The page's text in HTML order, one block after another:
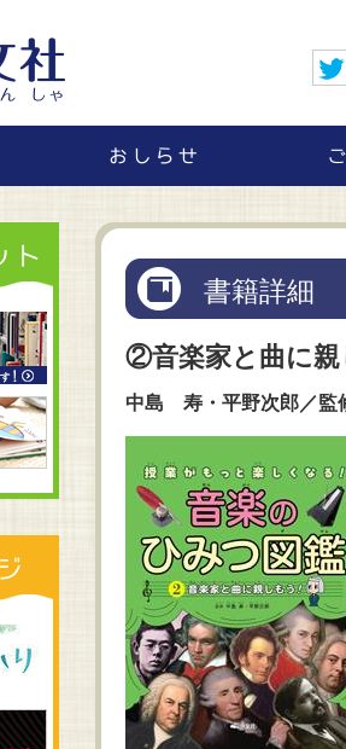
書籍詳細
②音楽家と曲に親
中島 寿・平野次郎／監